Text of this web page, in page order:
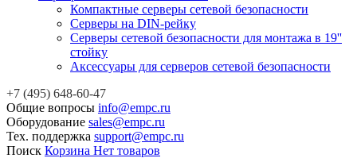
Компактные серверы сетевой безопасности
Серверы на DIN-рейку
Серверы сетевой безопасности для монтажа в 19''
стойку
Аксессуары для серверов сетевой безопасности
+7 (495) 648-60-47
Общие вопросы info@empc.ru
Оборудование sales@empc.ru
Тех. поддержка support@empc.ru
Поиск Корзина Нет товаров